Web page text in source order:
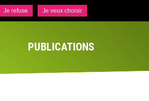
PUBLICATIONS
Je refuse Je veux choisir